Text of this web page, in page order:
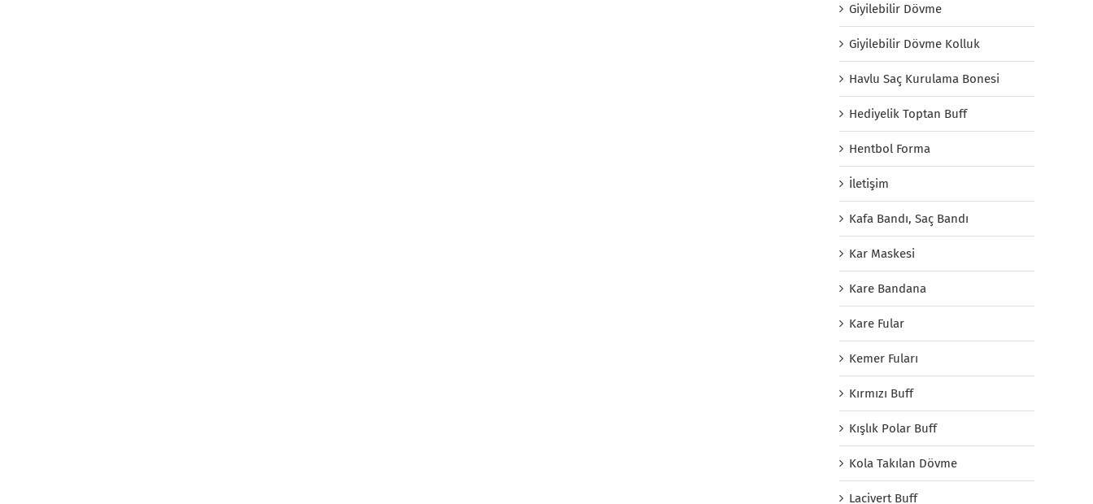
Giyilebilir Dövme
Giyilebilir Dövme Kolluk
Havlu Saç Kurulama Bonesi
Hediyelik Toptan Buff
Hentbol Forma
İletişim
Kafa Bandı, Saç Bandı
Kar Maskesi
Kare Bandana
Kare Fular
Kemer Fuları
Kırmızı Buff
Kışlık Polar Buff
Kola Takılan Dövme
Lacivert Buff